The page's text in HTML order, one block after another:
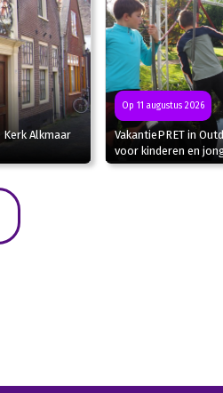
Alkmaar
Op 11 augustus 2026
VakantiePRET in
voor kinderen en